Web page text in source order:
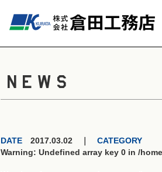
NEWS
DATE 2017.03.02 ｜ CATEGORY
Warning: Undefined array key 0 in /